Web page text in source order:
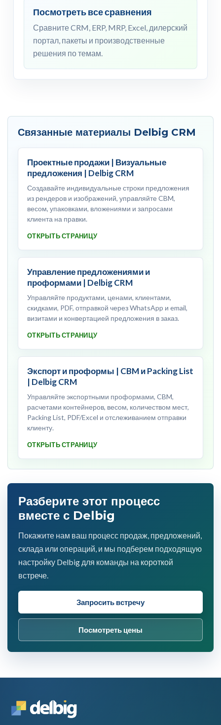
Посмотреть все сравнения
Сравните CRM, ERP, MRP, Excel, дилерский
портал, пакеты и производственные
решения по темам.
Связанные материалы Delbig CRM
Проектные продажи | Визуальные
предложения | Delbig CRM
Создавайте индивидуальные строки предложения
из рендеров и изображений, управляйте CBM,
весом, упаковками, вложениями и запросами
клиента на правки.
ОТКРЫТЬ СТРАНИЦУ
Управление предложениями и
проформами | Delbig CRM
Управляйте продуктами, ценами, клиентами,
скидками, PDF, отправкой через WhatsApp и email,
визитами и конвертацией предложения в заказ.
ОТКРЫТЬ СТРАНИЦУ
Экспорт и проформы | CBM и Packing List
| Delbig CRM
Управляйте экспортными проформами, CBM,
расчетами контейнеров, весом, количеством мест,
Packing List, PDF/Excel и отслеживанием отправки
клиенту.
ОТКРЫТЬ СТРАНИЦУ
Разберите этот процесс
вместе с Delbig
Покажите нам ваш процесс продаж, предложений,
склада или операций, и мы подберем подходящую
настройку Delbig для команды на короткой
встрече.
Запросить встречу
Посмотреть цены